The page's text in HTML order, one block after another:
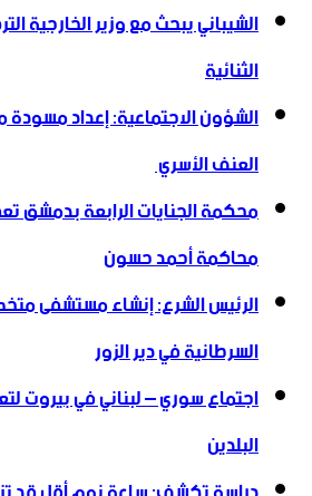
الشيباني يبحث مع وزير الخارجية
الثنائية
الشؤون الاجتماعية: إعداد
العنف الأسري ‏
محكمة الجنايات الرابعة
محاكمة أحمد حسون
الرئيس الشرع: إنشاء ‌‏مستشفى
السرطانية في دير الزور
اجتماع سوري – لبناني في بيروت
البلدين